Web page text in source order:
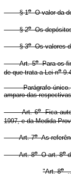
§ 1oO valor da
§ 2oOs
§ 3oOs valores
Art. 5oPara os
de que trata a Lei no
Parágrafo único.
amparo das
Art. 6oFica
1997, e da Medida
Art. 7oAs
Art. 8oO art. 8o
"Art. 8o